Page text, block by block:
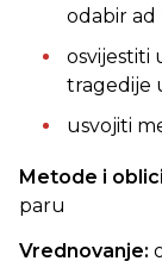
odabir ad
osvijestiti
tragedije
usvojiti
Metode i
paru
Vrednovanje: